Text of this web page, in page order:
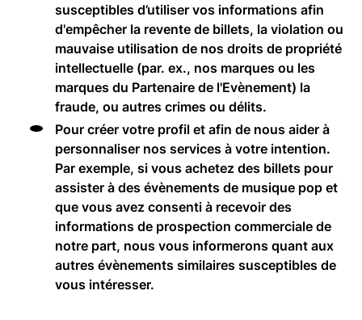
susceptibles d’utiliser vos informations afin
d'empêcher la revente de billets, la violation ou
mauvaise utilisation de nos droits de propriété
intellectuelle (par. ex., nos marques ou les
marques du Partenaire de l'Evènement) la
fraude, ou autres crimes ou délits.
Pour créer votre profil et afin de nous aider à
personnaliser nos services à votre intention.
Par exemple, si vous achetez des billets pour
assister à des évènements de musique pop et
que vous avez consenti à recevoir des
informations de prospection commerciale de
notre part, nous vous informerons quant aux
autres évènements similaires susceptibles de
vous intéresser.